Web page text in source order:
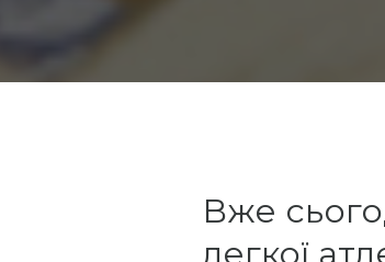
Вже
легкої